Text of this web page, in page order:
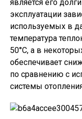
является его
эксплуатации
используемых в
температура
50°С, а в
обеспечивает
по сравнению с
системы